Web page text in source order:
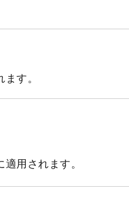
す。
用されます。